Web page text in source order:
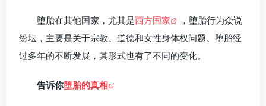
堕胎在其他国家，尤其是西方国家
，堕胎行为众说
纷坛，主要是关于宗教、道德和女性身体权问题。堕胎经
过多年的不断发展，其形式也有了不同的变化。
告诉你堕胎的真相